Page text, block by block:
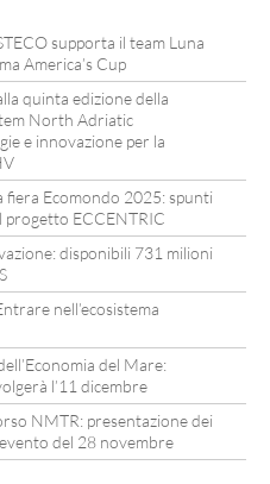
supporta il team Luna
America’s Cup
quinta edizione della
North Adriatic
e innovazione per la
fiera Ecomondo 2025: spunti
progetto ECCENTRIC
disponibili 731 milioni
nell’ecosistema
del Mare:
l’11 dicembre
NMTR: presentazione dei
del 28 novembre